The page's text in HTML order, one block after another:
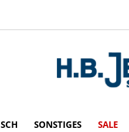
SONSTIGES SALE